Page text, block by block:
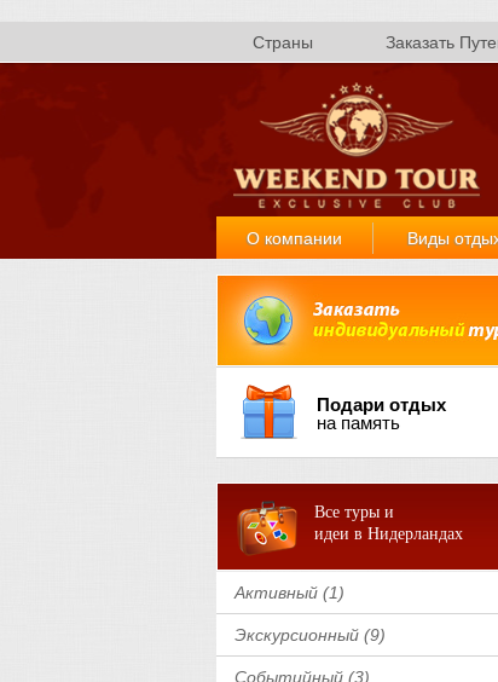
Страны Заказать
О компании Виды
Подари отдых
на память
Все туры и
идеи в Нидерландах
Активный (1)
Экскурсионный (9)
Событийный (3)